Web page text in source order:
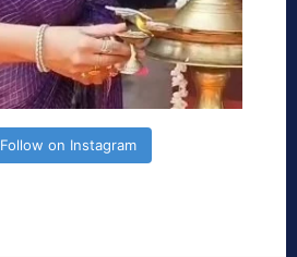
Follow on Instagram